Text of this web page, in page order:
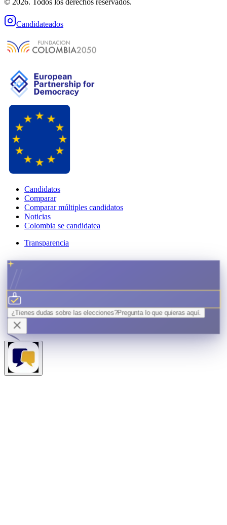
© 2026. Todos los derechos reservados.
Candidateados
Candidatos
Comparar
Comparar múltiples candidatos
Noticias
Colombia se candidatea
Transparencia
¿Tienes dudas sobre las elecciones?Pregunta lo que quierasaquí.